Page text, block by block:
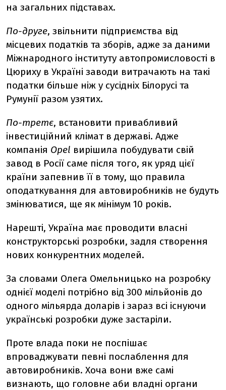
на загальних підставах.
По-друге, звільнити підприємства від
місцевих податків та зборів, адже за даними
Міжнародного інституту автопромисловості в
Цюриху в Україні заводи витрачають на такі
податки більше ніж у сусідніх Білорусі та
Румунії разом узятих.
По-третє, встановити привабливий
інвестиційний клімат в державі. Адже
компанія Opel вирішила побудувати свій
завод в Росії саме після того, як уряд цієї
країни запевнив її в тому, що правила
оподаткування для автовиробників не будуть
змінюватися, ще як мінімум 10 років.
Нарешті, Україна має проводити власні
конструкторські розробки, задля створення
нових конкурентних моделей.
За словами Олега Омельницько на розробку
однієї моделі потрібно від 300 мільйонів до
одного мільярда доларів і зараз всі існуючи
українські розробки дуже застаріли.
Проте влада поки не поспішає
впроваджувати певні послаблення для
автовиробників. Хоча вони вже самі
визнають, що головне аби владні органи